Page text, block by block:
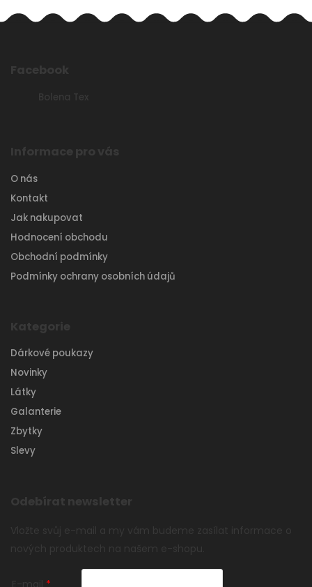
Facebook
Bolena Tex
Informace pro vás
O nás
Kontakt
Jak nakupovat
Hodnocení obchodu
Obchodní podmínky
Podmínky ochrany osobních údajů
Kategorie
Dárkové poukazy
Novinky
Látky
Galanterie
Zbytky
Slevy
Odebírat newsletter
Vložte svůj e-mail a my vám budeme zasílat informace o
nových produktech na našem e-shopu.